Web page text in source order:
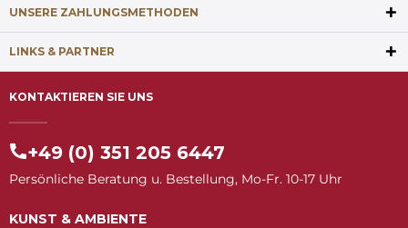
UNSERE ZAHLUNGSMETHODEN
LINKS & PARTNER
KONTAKTIEREN SIE UNS
+49 (0) 351 205 6447
Persönliche Beratung u. Bestellung, Mo-Fr. 10-17 Uhr
KUNST & AMBIENTE